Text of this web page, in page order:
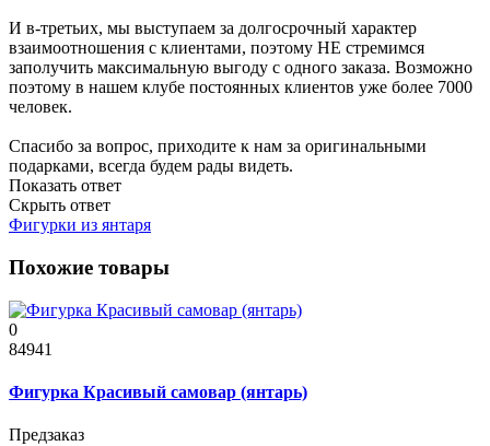
И в-третьих, мы выступаем за долгосрочный характер
взаимоотношения с клиентами, поэтому НЕ стремимся
заполучить максимальную выгоду с одного заказа. Возможно
поэтому в нашем клубе постоянных клиентов уже более 7000
человек.
Спасибо за вопрос, приходите к нам за оригинальными
подарками, всегда будем рады видеть.
Показать ответ
Скрыть ответ
Фигурки из янтаря
Похожие товары
0
84941
Фигурка Красивый самовар (янтарь)
Предзаказ